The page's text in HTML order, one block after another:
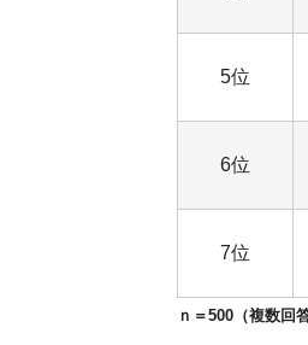
5位
6位
7位
ｎ＝500（複数回